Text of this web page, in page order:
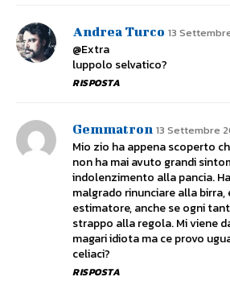
Andrea Turco 13
@Extra
luppolo selvatico?
RISPOSTA
Gemmatron 13 Settembre
Mio zio ha appena scoperto
non ha mai avuto grandi
indolenzimento alla pancia.
malgrado rinunciare alla birra,
estimatore, anche se ogni
strappo alla regola. Mi viene
magari idiota ma ce provo
celiaci?
RISPOSTA